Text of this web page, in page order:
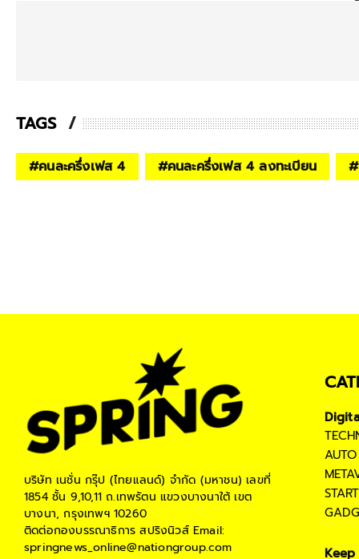
TAGS
#คนละครึ่งเฟส 4 #คนละครึ่งเฟส 4 ลงทะเบียน #
บริษัท เนชั่น กรุ๊ป (ไทยแลนด์) จำกัด (มหาชน) เลขที่
1854 ชั้น 9,10,11 ถ.เทพรัตน แขวงบางนาใต้ เขต
บางนา, กรุงเทพฯ 10260
ติดต่อกองบรรณาธิการ สปริงนิวส์Email:
springnews_online@nationgroup.com
AUTO